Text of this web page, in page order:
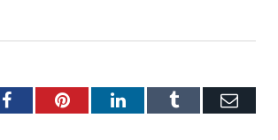
FacebookPinterestLinkedInTumblr E-